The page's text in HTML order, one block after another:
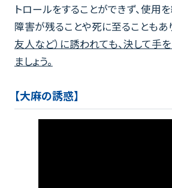
トロールをすることができず、使用
障害が残ることや死に至ることもあ
友人など）に誘われても、決して手
ましょう。
【大麻の誘惑】